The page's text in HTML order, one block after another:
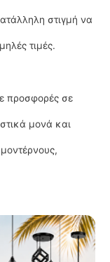
στιγμή να
τιμές.
προσφορές σε
μονά και